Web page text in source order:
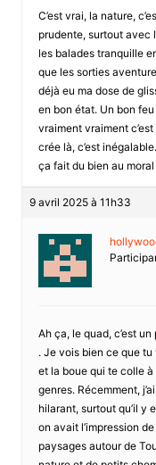
C’est vrai, la nature,
prudente, surtout avec
les balades tranquille
que les sorties
déjà eu ma dose de
en bon état. Un bon
vraiment vraiment
crée là, c’est
ça fait du bien au moral
9 avril 2025 à 11h33
Ah ça, le quad, c’est
. Je vois bien ce que
et la boue qui te colle à
genres. Récemment,
hilarant, surtout qu’il y
on avait l’impression
paysages autour de